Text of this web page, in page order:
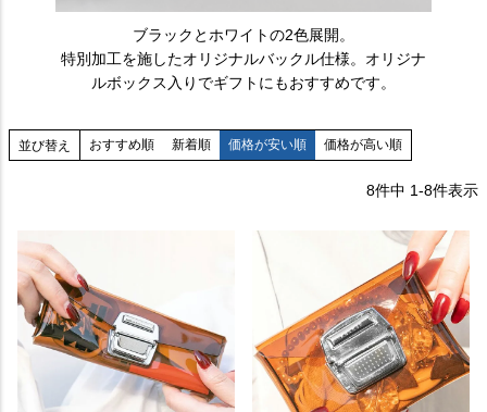
ブラックとホワイトの2色展開。
特別加工を施したオリジナルバックル仕様。オリジナ
ルボックス入りでギフトにもおすすめです。
並び替え おすすめ順 新着順 価格が安い順 価格が高い順
8件中 1-8件表示